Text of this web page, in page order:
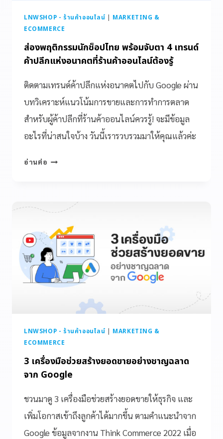
LNWSHOP - ร้านค้าออนไลน์ | MARKETING &
ECOMMERCE
ส่องพฤติกรรมนักช็อปไทย พร้อมจับตา 4 เทรนด์
ค้าปลีกแห่งอนาคตที่ร้านค้าออนไลน์ต้องรู้
ติดตามเทรนด์ค้าปลีกแห่งอนาคตไปกับ Google ผ่าน
บทวิเคราะห์แนวโน้มการขายและการทำการตลาด
สำหรับผู้ค้าปลีกที่ร้านค้าออนไลน์ควรรู้! จะมีข้อมูล
อะไรที่น่าสนใจบ้าง วันนี้เรารวบรวมมาให้คุณแล้วค่ะ
อ่านต่อ
LNWSHOP - ร้านค้าออนไลน์ | MARKETING &
ECOMMERCE
3 เครื่องมือช่วยสร้างยอดขายอย่างชาญฉลาด
จาก Google
ชวนมาดู 3 เครื่องมือช่วยสร้างยอดขายให้ธุรกิจ และ
เพิ่มโอกาสเข้าถึงลูกค้าได้มากขึ้น ตามคำแนะนำจาก
Google ข้อมูลจากงาน Think Commerce 2022 เมื่อ